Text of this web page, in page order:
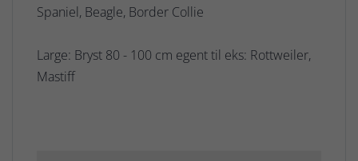
Spaniel, Beagle, Border Collie
Large: Bryst 80 - 100 cm egent til eks: Rottweiler,
Mastiff